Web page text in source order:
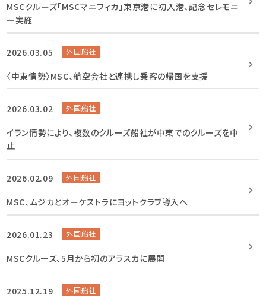
MSCクルーズ「MSCマニフィカ」東京港に初入港、記念セレモニ
ー実施
2026.03.05 外国船社
〈中東情勢〉MSC、航空会社と連携し乗客の帰国を支援
2026.03.02 外国船社
イラン情勢により、複数のクルーズ船社が中東でのクルーズを中
止
2026.02.09 外国船社
MSC、ムジカとオーケストラにヨットクラブ導入へ
2026.01.23 外国船社
MSCクルーズ、5月から初のアラスカに展開
2025.12.19 外国船社